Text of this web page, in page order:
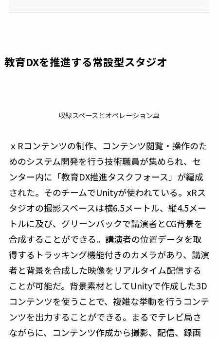
教育DXを推進する常設型スタジオ
収録スペースとオペレーション卓
ｘRコンテンツの制作、コンテンツ閲覧・操作のた
めのシステム開発を行う技術職員が集められ、セ
ンター内に「教育DX推進タスクフォース」が編成
された。そのチームでUnityが使われている。xRス
タジオの撮影スペースは横6.5メートル、縦4.5メー
トルに及び、グリーンバックで講演者とCG背景を
合成することができる。講演者の位置データを取
得するトラッキング機能付きのカメラがあり、講演
者と背景を合成した映像をリアルタイム配信する
ことが可能だ。背景素材としてUnityで作成した3D
コンテンツを使うことで、複雑な挙動を行うコンテ
ンツを出力することができる。まるでテレビ局さ
ながらに、コンテンツ作成から撮影、配信、録画